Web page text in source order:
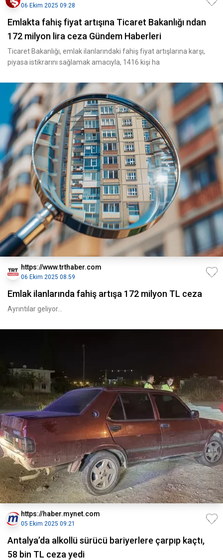
06 Ekim 2025 09:28
Emlakta fahiş fiyat artışına Ticaret Bakanlığı ndan
172 milyon lira ceza Gündem Haberleri
Ticaret Bakanlığı, emlak ilanlarındaki fahiş fiyat artışlarına karşı,
piyasa istikrarını sağlamak amacıyla, 1416 kişi ha
https://www.trthaber.com
06 Ekim 2025 08:59
Emlak ilanlarında fahiş artışa 172 milyon TL ceza
Ayrıntılar geliyor...
https://haber.mynet.com
05 Ekim 2025 09:21
Antalya’da alkollü sürücü bariyerlere çarpıp kaçtı,
58 bin TL ceza yedi